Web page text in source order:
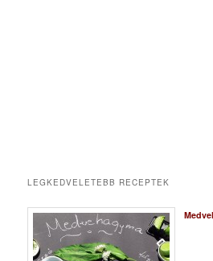
LEGKEDVELETEBB RECEPTEK